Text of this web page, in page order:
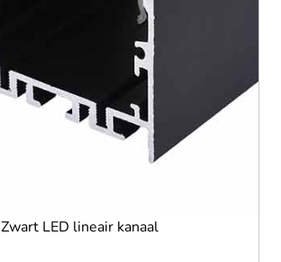
Zwart LED lineair kanaal